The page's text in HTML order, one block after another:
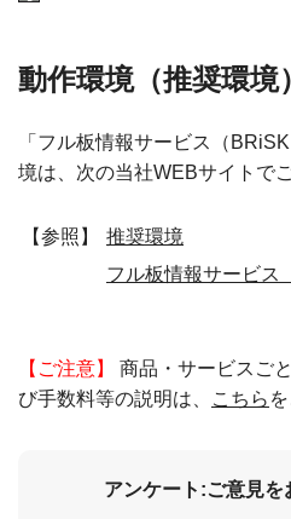
動作環境（推奨環境）
「フル板情報サービス（
境は、次の当社WEBサイトで
【参照】
推奨環境
フル板情報サービス
【ご注意】
商品・サービスご
び手数料等の説明は、
こちら
アンケート:ご意見を